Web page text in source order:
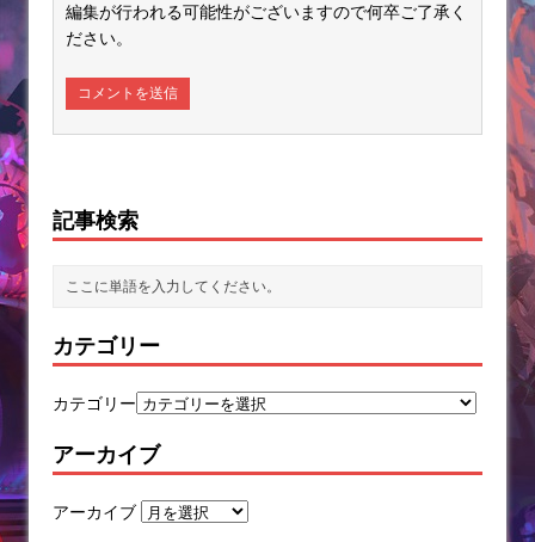
編集が行われる可能性がございますので何卒ご了承く
ださい。
記事検索
カテゴリー
カテゴリー
アーカイブ
アーカイブ